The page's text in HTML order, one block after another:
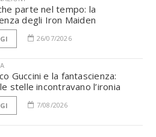
parte nel tempo: la
degli Iron Maiden
26/07/2026
Guccini e la fantascienza:
stelle incontravano l’ironia
7/08/2026